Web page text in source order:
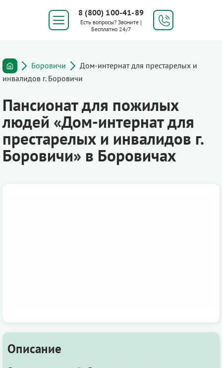
8 (800) 100-41-89
Есть вопросы? Звоните |
Бесплатно 24/7
Боровичи
Дом-интернат для престарелых и
инвалидов г. Боровичи
Пансионат для пожилых
людей «Дом-интернат для
престарелых и инвалидов г.
Боровичи» в Боровичах
Описание